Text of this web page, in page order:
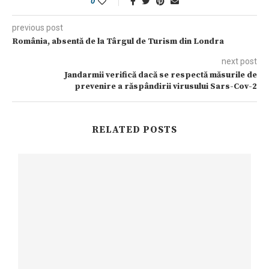
previous post
România, absentă de la Târgul de Turism din Londra
next post
Jandarmii verifică dacă se respectă măsurile de
prevenire a răspândirii virusului Sars-Cov-2
RELATED POSTS